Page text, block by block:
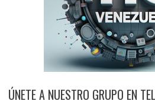
ÚNETE A NUESTRO GRUPO EN